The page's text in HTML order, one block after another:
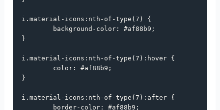
i .material-icons : nth-of-type (7 ) {
background-color : #af88b9 ;
}
i .material-icons : nth-of-type (7 ): hover {
color : #af88b9 ;
}
i .material-icons : nth-of-type (7 ): after {
border-color : #af88b9 ;